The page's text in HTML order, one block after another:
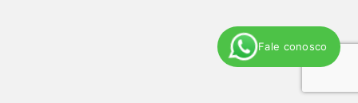
Fale conosco